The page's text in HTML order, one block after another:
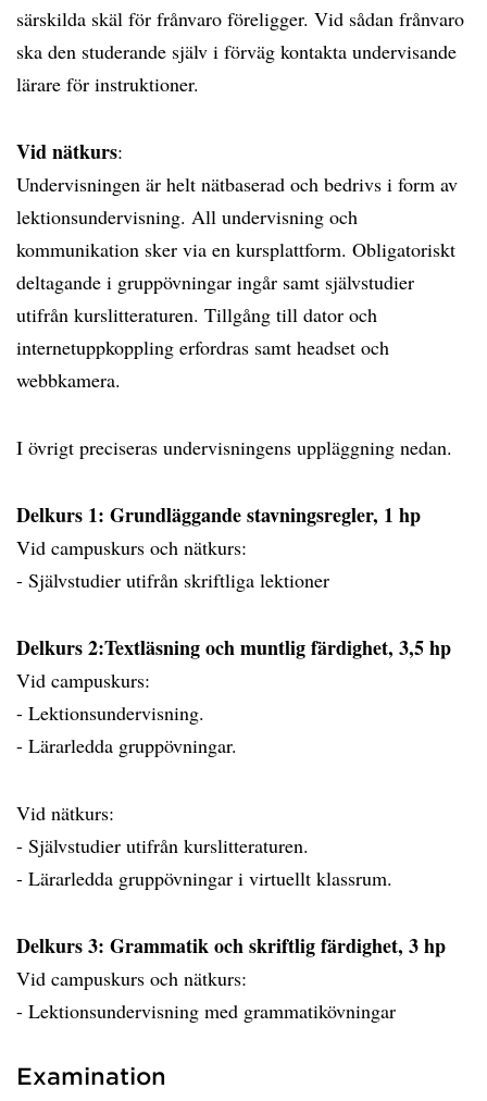
särskilda skäl för frånvaro föreligger. Vid sådan frånvaro
ska den studerande själv i förväg kontakta undervisande
lärare för instruktioner.
Vid nätkurs:
Undervisningen är helt nätbaserad och bedrivs i form av
lektionsundervisning. All undervisning och
kommunikation sker via en kursplattform. Obligatoriskt
deltagande i gruppövningar ingår samt självstudier
utifrån kurslitteraturen. Tillgång till dator och
internetuppkoppling erfordras samt headset och
webbkamera.
I övrigt preciseras undervisningens uppläggning nedan.
Delkurs 1: Grundläggande stavningsregler, 1 hp
Vid campuskurs och nätkurs:
- Självstudier utifrån skriftliga lektioner
Delkurs 2:Textläsning och muntlig färdighet, 3,5 hp
Vid campuskurs:
- Lektionsundervisning.
- Lärarledda gruppövningar.
Vid nätkurs:
- Självstudier utifrån kurslitteraturen.
- Lärarledda gruppövningar i virtuellt klassrum.
Delkurs 3: Grammatik och skriftlig färdighet, 3 hp
Vid campuskurs och nätkurs:
- Lektionsundervisning med grammatikövningar
Examination